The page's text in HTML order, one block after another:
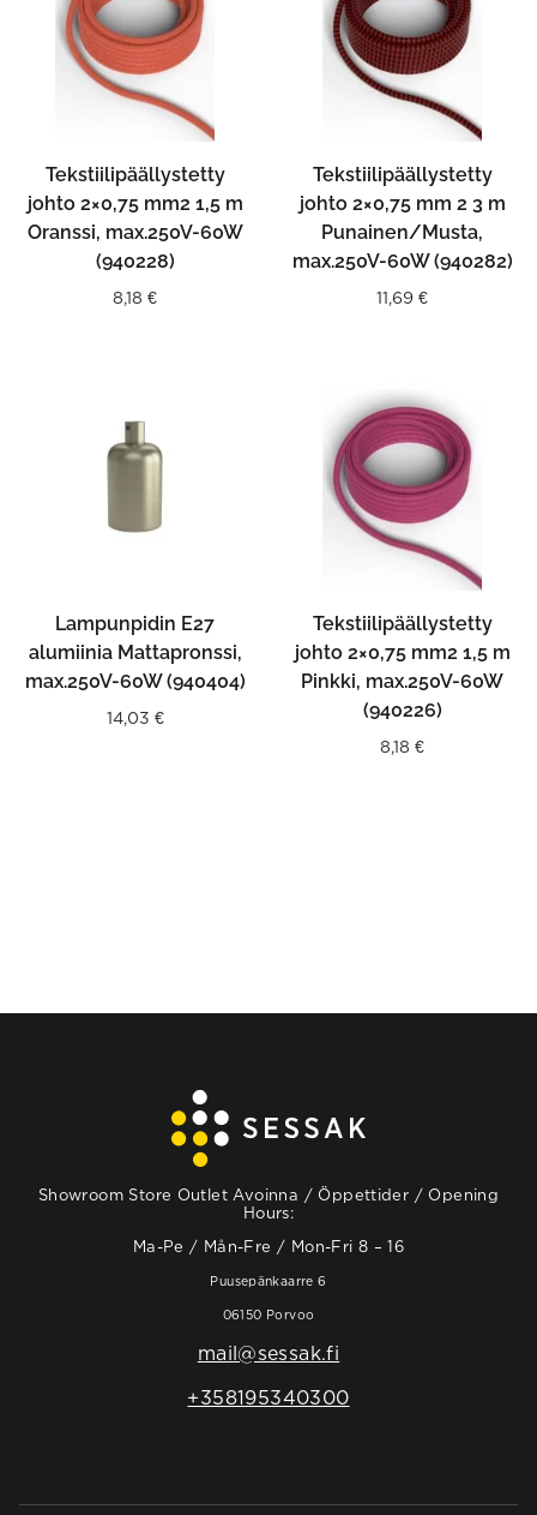
Tekstiilipäällystetty
johto 2×0,75 mm2 1,5 m
Oranssi, max.250V-60W
(940228)
8,18 €
Tekstiilipäällystetty
johto 2×0,75 mm 2 3 m
Punainen/Musta,
max.250V-60W (940282)
11,69 €
Lampunpidin E27
alumiinia Mattapronssi,
max.250V-60W (940404)
14,03 €
Tekstiilipäällystetty
johto 2×0,75 mm2 1,5 m
Pinkki, max.250V-60W
(940226)
8,18 €
Showroom Store Outlet Avoinna / Öppettider / Opening
Hours:
Ma-Pe / Mån-Fre / Mon-Fri 8 – 16
Puusepänkaarre 6
06150 Porvoo
mail@sessak.fi
+358195340300